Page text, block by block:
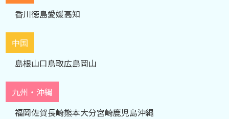
香川徳島愛媛高知
中国
島根山口鳥取広島岡山
九州・沖縄
福岡佐賀長崎熊本大分宮崎鹿児島沖縄